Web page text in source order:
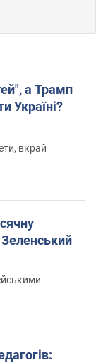
а Трамп
Україні?
вкрай